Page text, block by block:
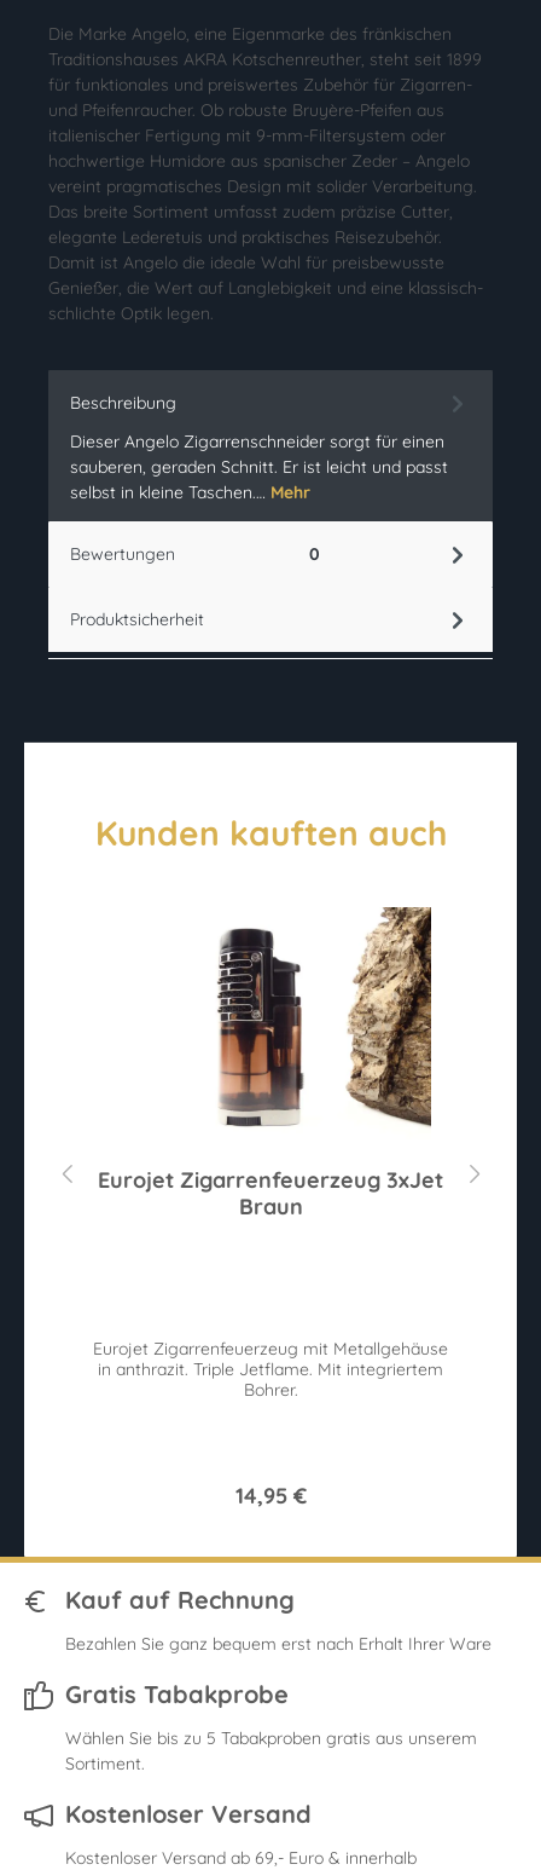
Die Marke Angelo, eine Eigenmarke des fränkischen
Traditionshauses AKRA Kotschenreuther, steht seit 1899
für funktionales und preiswertes Zubehör für Zigarren-
und Pfeifenraucher. Ob robuste Bruyère-Pfeifen aus
italienischer Fertigung mit 9-mm-Filtersystem oder
hochwertige Humidore aus spanischer Zeder – Angelo
vereint pragmatisches Design mit solider Verarbeitung.
Das breite Sortiment umfasst zudem präzise Cutter,
elegante Lederetuis und praktisches Reisezubehör.
Damit ist Angelo die ideale Wahl für preisbewusste
Genießer, die Wert auf Langlebigkeit und eine klassisch-
schlichte Optik legen.
Beschreibung
Dieser Angelo Zigarrenschneider sorgt für einen
sauberen, geraden Schnitt. Er ist leicht und passt
selbst in kleine Taschen.… Mehr
Bewertungen 0
Produktsicherheit
Kunden kauften auch
Eurojet Zigarrenfeuerzeug 3xJet
Braun
Eurojet Zigarrenfeuerzeug mit Metallgehäuse
in anthrazit. Triple Jetflame. Mit integriertem
Bohrer.
14,95 €
Kauf auf Rechnung
Bezahlen Sie ganz bequem erst nach Erhalt Ihrer Ware
Gratis Tabakprobe
Wählen Sie bis zu 5 Tabakproben gratis aus unserem
Sortiment.
Kostenloser Versand
Kostenloser Versand ab 69,- Euro & innerhalb